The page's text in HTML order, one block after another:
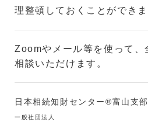
理整頓しておくことができま
Zoomやメール等を使って、
相談いただけます。
日本相続知財センター®富山支部
一般社団法人